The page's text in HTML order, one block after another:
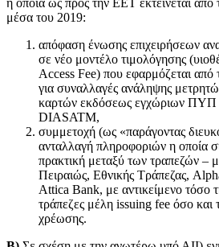
μέσα του 2019:
απόφαση ένωσης επιχειρήσεων
σε νέο μοντέλο τιμολόγησης
Access Fee) που εφαρμόζεται από
για συναλλαγές ανάληψης
καρτών εκδόσεως εγχώριων ΠΥΠ
DIASATM,
συμμετοχή (ως «παράγοντας
ανταλλαγή πληροφοριών η οποία
πρακτική μεταξύ των τραπεζών –
Πειραιώς, Εθνικής Τράπεζας,
Attica Bank, με αντικείμενο τόσο
τράπεζες μέλη issuing fee όσο και
χρέωσης.